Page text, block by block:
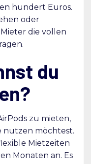
hundert Euros.
oder
die vollen
du
zu mieten,
nutzen möchtest.
Mietzeiten
Monaten an. Es